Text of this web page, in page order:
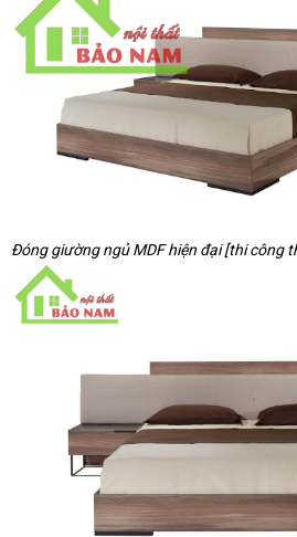
Đóng giường ngủ MDF hiện đại [thi công